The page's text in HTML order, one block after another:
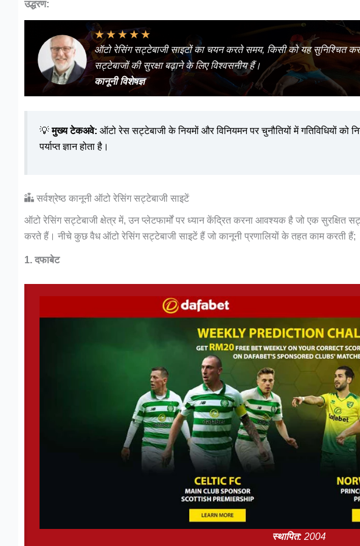
उद्धरण:
★★★★★
ऑटो रेसिंग सट्टेबाजी साइटों का चयन करते समय, किसी को यह सुनिश्चित
सट्टेबाजों की सुरक्षा बढ़ाने के लिए विश्वसनीय हैं।
कानूनी विशेषज्ञ
💡मुख्य टेकअवे: ऑटो रेस सट्टेबाजी के नियमों और विनियमन पर चुनौतियों में गतिविधियों को
पर्याप्त ज्ञान होता है।
सर्वश्रेष्ठ कानूनी ऑटो रेसिंग सट्टेबाजी साइटें
ऑटो रेसिंग सट्टेबाजी क्षेत्र में, उन प्लेटफार्मों पर ध्यान केंद्रित करना आवश्यक है जो एक सुरक्षित
करते हैं। नीचे कुछ वैध ऑटो रेसिंग सट्टेबाजी साइटें हैं जो कानूनी प्रणालियों के तहत काम करती हैं;
1. दफाबेट
स्थापित:2004